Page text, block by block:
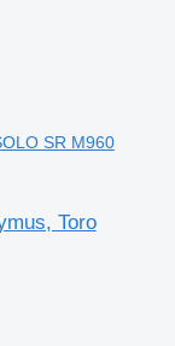
SR M960
Toro